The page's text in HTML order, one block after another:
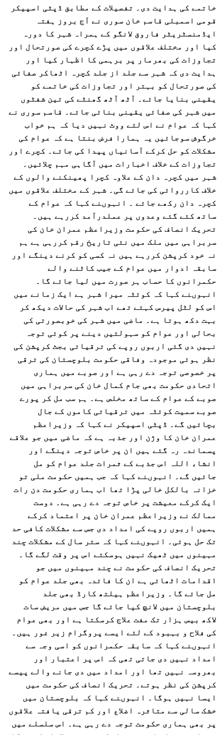
خاتمے کی ہدایت دی۔ تفصیلات کے مطابق ڈپٹی اسپیکر
قومی اسمبلی قاسم خان سوری نے آج بروز ہفتہ
ایڈمنسٹریٹر فاروق لانگو کے ہمراہ شہر کا دورہ
کیا اور مختلف علاقوں میں پڑے کچرے کی صورتحال اور
تجاوزات کی بھرمار پر برہمی کا اظہار کیا اور
ہدایت دی کہ شہر سے جلد از جلد کچرہ اٹھاکر صفائی
کی صورتحال کو بہتر اور تجاوزات کی خاتمے کو
یقینی بنایا جائے۔ آٹھ آٹھ گھنٹے کی تین شفٹوں
میں شہر کی صفائی یقینی بنائی جائے۔ قاسم سوری نے
کہا کہ عوام نے اس لئے ووٹ نہیں دیا کہ ہم خواب
خرگوش سوجائیں یہ ہمارا فرض بنتا ہے کہ عوام کی
مشکلات کو حل کرکے آسانیاں پیدا کی جائے۔ کچرے اور
تجاوزات کے خلاف اخبارات میں آگاہی مہم چلائیں۔
شہر میں کچرہ دان کے علاوہ کچرا پھینکنے والوں کے
خلاف کارروائی کی جائے گی۔ شہر کے مختلف علاقوں میں
کچرہ دان رکھے جائے ۔ انہوںنے کہا کہ عوام کے
ساتھ کئے گئے وعدوں پر عملدرآمد کررہے ہیں۔
تحریک انصاف کی حکومت وزیراعظم عمران خان کی
سربراہی میں ملک میں نئی تاریخ رقم کررہی ہے ہم
نہ خود کرپشن کررہے ہیں نہ کسی کو کرنے دینگے اور
سابقہ ادوار میں عوام کے جیب کاٹنے والے
حکمرانوں کا حساب ہر صورت میں لیا جائے گا۔
انہوںنے کہا کہ کوئٹہ میرا شہر ہے ایک زمانے میں
اس کو لٹل پیرس کہتے تھے اب شہر کی حالات دیکھ کر
بہت دکھ ہوتا ہے۔ ماضی میں شہر کی خوبصورتی کی
بحالی اور عوام کو سہولتیں دینے پر کوئی توجہ
نہیں دی گئی اربوں روپے کی ترقیاتی بجٹ کرپشن کی
نظر ہوئی موجودہ وفاقی حکومت بلوچستان کی ترقی
پر خصوصی توجہ دے رہی ہے اور صوبے میں ہماری
اتحادی حکومت بھی جام کمال خان کی سربراہی میں
صوبے کے عوام کے ساتھ مخلص ہے۔ ہم سب مل کر پورے
صوبے سمیت کوئٹہ میں ترقیاتی کاموں کے جال
بچائیں گے۔ ڈپٹی اسپیکر نے کہا کہ وزیراعظم
عمران خان کا وژن اور جذبہ ہے کہ ماضی میں جو علاقے
پسماندہ رہ گئے ہیں ان پر خاص توجہ دینگے اور
انشاء اللہ اس جذبے کے ثمرات جلد عوام کو مل
جائیں گے۔ انہوںنے کہا کہ جب ہمیں حکومت ملی تو
خزانہ بالکل خالی پڑا تھا اب ہماری حکومت دن رات
ایک کرکے معیشت پر خاص توجہ دے رہی ہے۔ دوست
ممالک نے وزیراعظم عمران خان پر اعتماد کرکے
ہمیں اربوں روپے کی امداد دی جس سے مشکلات کافی حد
تک حل ہوئی۔ انہوںنے کہا کہ ستر سال کے مشکلات چند
مہینوں میں ٹھیک نہیں ہوسکتے اس پر وقت لگے گا۔
تحریک انصاف کی حکومت نے چند مہینوں میں جو
اقدامات اٹھائی ہے ان کا فائدہ بھی جلد عوام کو
مل جائے گا۔ وزیراعظم ہیلتھ کارڈ بھی جلد
بلوچستان میں لانچ کیا جائے گا جس میں مریض سات
لاکھ بیس ہزار تک مفت علاج کرسکتا ہے اور بھی عوام
کی فلاح و بہبود کے لئے ایسے پروگرام زیر غور ہیں۔
انہوںنے کہا کہ سابقہ حکمرانوں کو اسی وجہ سے
امداد نہیں دی جاتی تھی کہ اس پر اعتبار اور
بھروسہ نہیں تھا اور امداد میں دی جانے والے پیسے
کرپشن کی نظر ہوتے۔ تحریک انصاف کی حکومت میں
ایسا نہیں ہوگا۔ انہوںنے کہا کہ بلوچستان میں
خشک سالی سے متاثرہ اضلاع اور کم ترقی یافتہ علاقوں
پر بھی ہماری حکومت توجہ دے رہی ہے۔ اس سلسلے میں